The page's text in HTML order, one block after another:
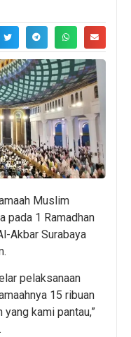
Muslim
pada 1 Ramadhan
Akbar Surabaya
pelaksanaan
15 ribuan
kami pantau,”